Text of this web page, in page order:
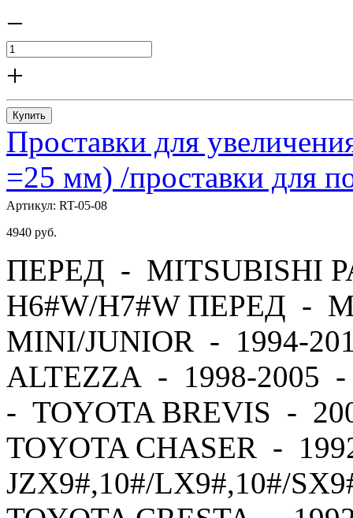
−
+
Купить
Проставки для
=25 мм) /проставки для
Артикул: RT-05-08
4940 руб.
ПЕРЕД - MITSUBISHI
H6#W/H7#W ПЕРЕД -
MINI/JUNIOR - 1994-
ALTEZZA - 1998-2005
- TOYOTA BREVIS -
TOYOTA CHASER -
JZX9#,10#/LX9#,10#/